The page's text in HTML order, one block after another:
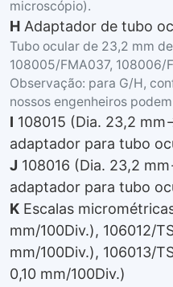
microscópio).
H Adaptador de tubo
Tubo ocular de 23,2 mm
108005/FMA037, 108006/
Observação: para G/H,
nossos engenheiros
I 108015 (Dia. 23,2
adaptador para tubo
J 108016 (Dia. 23,2
adaptador para tubo
K Escalas
mm/100Div.), 106012/
mm/100Div.), 106013/
0,10 mm/100Div.)